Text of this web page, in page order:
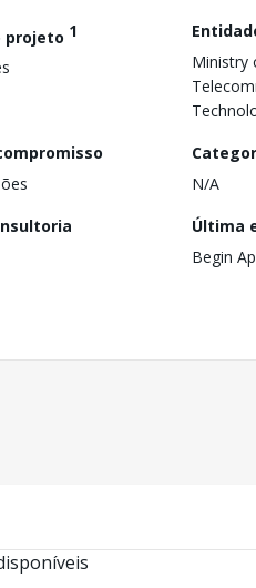
projeto 1
Ministry
N/A
Última
Begin